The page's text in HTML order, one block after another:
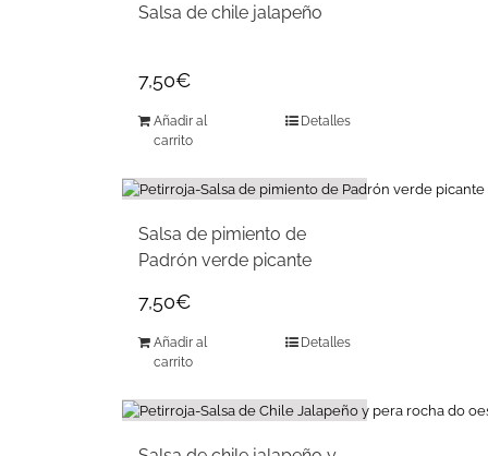
Salsa de chile jalapeño
7,50€
Añadir al
carrito
Detalles
Salsa de pimiento de
Padrón verde picante
7,50€
Añadir al
carrito
Detalles